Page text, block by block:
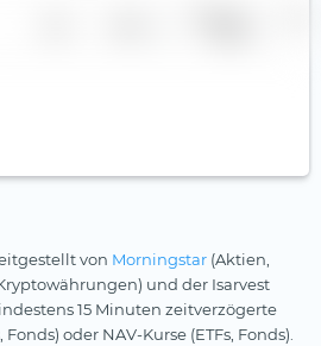
von Morningstar (Aktien,
und der Isarvest
15 Minuten zeitverzögerte
oder NAV-Kurse (ETFs, Fonds).